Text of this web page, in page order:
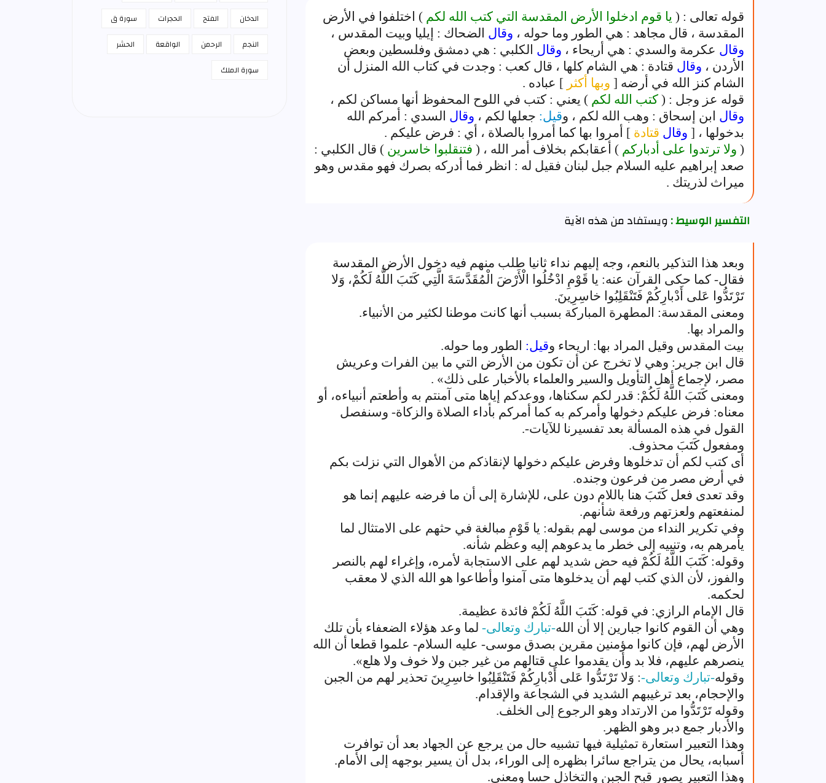
قوله تعالى : ( يا قوم ادخلوا الأرض المقدسة التي كتب الله لكم ) اختلفوا في الأرض
المقدسة ، قال مجاهد : هي الطور وما حوله ، وقال الضحاك : إيليا وبيت المقدس ،
وقال عكرمة والسدي : هي أريحاء ، وقال الكلبي : هي دمشق وفلسطين وبعض
الأردن ، وقال قتادة : هي الشام كلها ، قال كعب : وجدت في كتاب الله المنزل أن
الشام كنز الله في أرضه [ وبها أكثر ] عباده .
قوله عز وجل : ( كتب الله لكم ) يعني : كتب في اللوح المحفوظ أنها مساكن لكم ،
وقال ابن إسحاق : وهب الله لكم ، وقيل: جعلها لكم ، وقال السدي : أمركم الله
بدخولها ، [ وقال قتادة ] أمروا بها كما أمروا بالصلاة ، أي : فرض عليكم .
( ولا ترتدوا على أدباركم ) أعقابكم بخلاف أمر الله ، ( فتنقلبوا خاسرين ) قال الكلبي :
صعد إبراهيم عليه السلام جبل لبنان فقيل له : انظر فما أدركه بصرك فهو مقدس وهو
ميراث لذريتك .
التفسير الوسيط :ويستفاد من هذه الآية
وبعد هذا التذكير بالنعم، وجه إليهم نداء ثانيا طلب منهم فيه دخول الأرض المقدسة
فقال- كما حكى القرآن عنه: يا قَوْمِ ادْخُلُوا الْأَرْضَ الْمُقَدَّسَةَ الَّتِي كَتَبَ اللَّهُ لَكُمْ، وَلا
تَرْتَدُّوا عَلى أَدْبارِكُمْ فَتَنْقَلِبُوا خاسِرِينَ.
ومعنى المقدسة: المطهرة المباركة بسبب أنها كانت موطنا لكثير من الأنبياء.
والمراد بها.
بيت المقدس وقيل المراد بها: اريحاء وقيل: الطور وما حوله.
قال ابن جرير: وهي لا تخرج عن أن تكون من الأرض التي ما بين الفرات وعريش
مصر، لإجماع أهل التأويل والسير والعلماء بالأخبار على ذلك» .
ومعنى كَتَبَ اللَّهُ لَكُمْ: قدر لكم سكناها، ووعدكم إياها متى آمنتم به وأطعتم أنبياءه، أو
معناه: فرض عليكم دخولها وأمركم به كما أمركم بأداء الصلاة والزكاة- وسنفصل
القول في هذه المسألة بعد تفسيرنا للآيات-.
ومفعول كَتَبَ محذوف.
أى كتب لكم أن تدخلوها وفرض عليكم دخولها لإنقاذكم من الأهوال التي نزلت بكم
في أرض مصر من فرعون وجنده.
وقد تعدى فعل كَتَبَ هنا باللام دون على، للإشارة إلى أن ما فرضه عليهم إنما هو
لمنفعتهم ولعزتهم ورفعة شأنهم.
وفي تكرير النداء من موسى لهم بقوله: يا قَوْمِ مبالغة في حثهم على الامتثال لما
يأمرهم به، وتنبيه إلى خطر ما يدعوهم إليه وعظم شأنه.
وقوله: كَتَبَ اللَّهُ لَكُمْ فيه حض شديد لهم على الاستجابة لأمره، وإغراء لهم بالنصر
والفوز، لأن الذي كتب لهم أن يدخلوها متى آمنوا وأطاعوا هو الله الذي لا معقب
لحكمه.
قال الإمام الرازي: في قوله: كَتَبَ اللَّهُ لَكُمْ فائدة عظيمة.
وهي أن القوم كانوا جبارين إلا أن الله-تبارك وتعالى- لما وعد هؤلاء الضعفاء بأن تلك
الأرض لهم، فإن كانوا مؤمنين مقرين بصدق موسى- عليه السلام- علموا قطعا أن الله
ينصرهم عليهم، فلا بد وأن يقدموا على قتالهم من غير جبن ولا خوف ولا هلع».
وقوله-تبارك وتعالى-: وَلا تَرْتَدُّوا عَلى أَدْبارِكُمْ فَتَنْقَلِبُوا خاسِرِينَ تحذير لهم من الجبن
والإحجام، بعد ترغيبهم الشديد في الشجاعة والإقدام.
وقوله تَرْتَدُّوا من الارتداد وهو الرجوع إلى الخلف.
والأدبار جمع دبر وهو الظهر.
وهذا التعبير استعارة تمثيلية فيها تشبيه حال من يرجع عن الجهاد بعد أن توافرت
أسبابه، يحال من يتراجع سائرا بظهره إلى الوراء، بدل أن يسير بوجهه إلى الأمام.
وهذا التعبير يصور قبح الجبن والتخاذل حسا ومعنى.
الدخان
الفتح الحجرات
سورة ق
النجم
الرحمن الواقعة
الحشر
سورة الملك